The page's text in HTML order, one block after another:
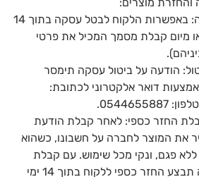
2.2.1. זכות ביטול העסקה: באפשרות הלקוח לבטל עסקה בתוך 14
מיום קבלת מסמך המכיל את פרטי
ביטול: הודעה על ביטול עסקה תימסר
דואר אלקטרוני לכתובת:
וקבלת החזר כספי: לאחר קבלת הודעת
את המוצר לחברה על חשבונו, כשהוא
פגם, ונקי מכל שימוש. עם קבלת
המוצר במצב זה, החברה תבצע החזר כספי ללקוח בתוך 14 ימי